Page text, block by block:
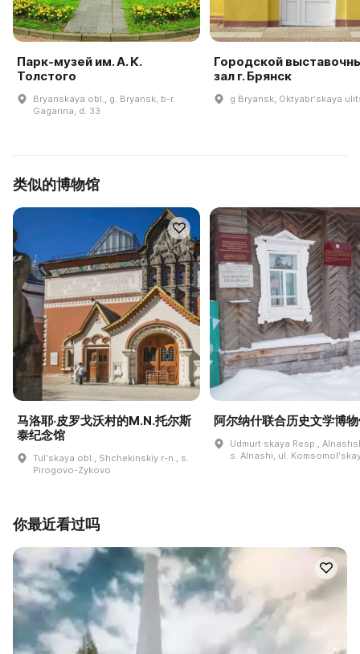
Парк-музей им. А. К.
Толстого
Bryanskaya obl., g. Bryansk, b-r.
Gagarina, d. 33
Городской
зал г. Брянск
g Bryansk, Oktyabrʹskaya
类似的博物馆
马洛耶·皮罗戈沃村的M.N.托尔斯
泰纪念馆
Tulʹskaya obl., Shchekinskiy r-n., s.
Pirogovo-Zykovo
阿尔纳什联合历史文学博
Udmurt·skaya Resp.,
s. Alnashi, ul.
你最近看过吗